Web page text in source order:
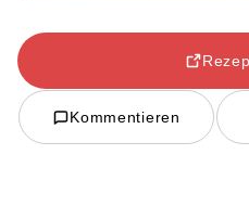
Kommentieren